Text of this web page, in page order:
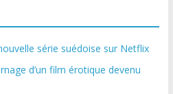
série suédoise sur Netflix
d’un film érotique devenu